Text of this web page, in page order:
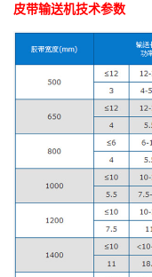
皮带输送机技术参数